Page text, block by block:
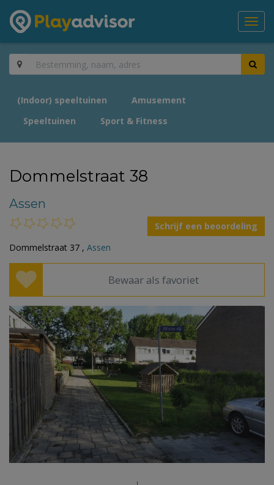
(Indoor) speeltuinen
Amusement
Speeltuinen
Sport & Fitness
Dommelstraat 38
Assen
Schrijf een beoordeling
Dommelstraat 37 , Assen
Bewaar als favoriet